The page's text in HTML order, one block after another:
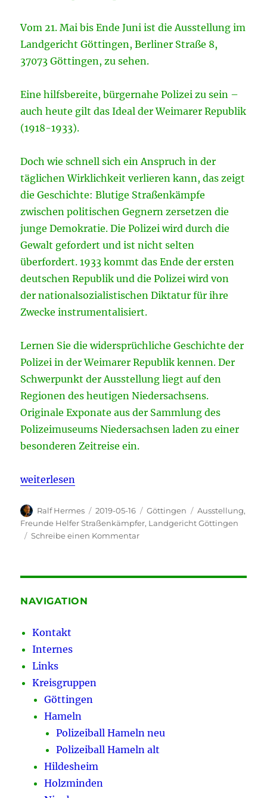
Vom 21. Mai bis Ende Juni ist die Ausstellung im
Landgericht Göttingen, Berliner Straße 8,
37073 Göttingen, zu sehen.
Eine hilfsbereite, bürgernahe Polizei zu sein –
auch heute gilt das Ideal der Weimarer Republik
(1918-1933).
Doch wie schnell sich ein Anspruch in der
täglichen Wirklichkeit verlieren kann, das zeigt
die Geschichte: Blutige Straßenkämpfe
zwischen politischen Gegnern zersetzen die
junge Demokratie. Die Polizei wird durch die
Gewalt gefordert und ist nicht selten
überfordert. 1933 kommt das Ende der ersten
deutschen Republik und die Polizei wird von
der nationalsozialistischen Diktatur für ihre
Zwecke instrumentalisiert.
Lernen Sie die widersprüchliche Geschichte der
Polizei in der Weimarer Republik kennen. Der
Schwerpunkt der Ausstellung liegt auf den
Regionen des heutigen Niedersachsens.
Originale Exponate aus der Sammlung des
Polizeimuseums Niedersachsen laden zu einer
besonderen Zeitreise ein.
„Göttingen zeigt: Freunde, Helfer,
weiterlesen
Autor
Ralf Hermes
Veröffentlicht
am
2019-05-16 Kategorien
Göttingen Schlagwörter
Ausstellung,
Freunde Helfer Straßenkämpfer, Landgericht Göttingen
Schreibe einen Kommentarzu
NAVIGATION
Kontakt
Internes
Links
Kreisgruppen
Göttingen
Hameln
Polizeiball Hameln neu
Polizeiball Hameln alt
Hildesheim
Holzminden